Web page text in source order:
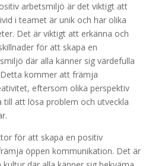
arbetsmiljö är det viktigt att
i teamet är unik och har olika
Det är viktigt att erkänna och
för att skapa en
där alla känner sig värdefulla
kommer att främja
eftersom olika perspektiv
till att lösa problem och utveckla
för att skapa en positiv
öppen kommunikation. Det är